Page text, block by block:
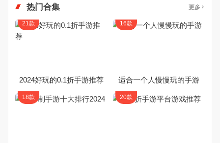
热门合集 更多
2024好玩的0.1折手游推荐
21款
适合一个人慢慢玩的手游
16款
18款 20款